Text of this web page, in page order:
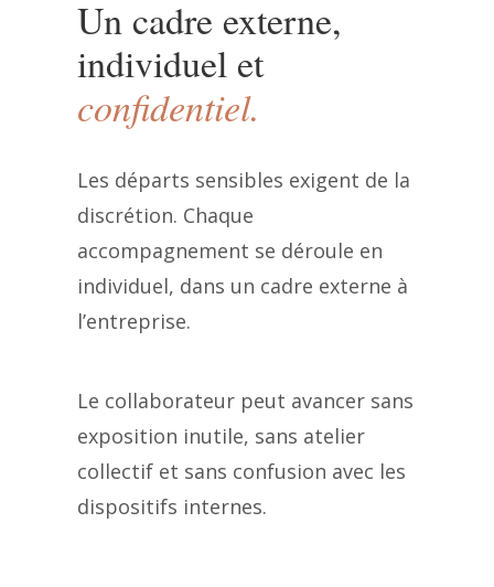
Un cadre externe,
individuel et
confidentiel.
Les départs sensibles exigent de la
discrétion. Chaque
accompagnement se déroule en
individuel, dans un cadre externe à
l’entreprise.
Le collaborateur peut avancer sans
exposition inutile, sans atelier
collectif et sans confusion avec les
dispositifs internes.